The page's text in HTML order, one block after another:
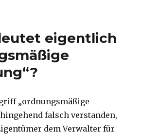
eigentlich
„ordnungsmäßige
falsch verstanden,
dem Verwalter für